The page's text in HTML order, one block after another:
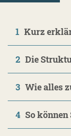
1 Kurz
2 Die
3 Wie alles
4 So